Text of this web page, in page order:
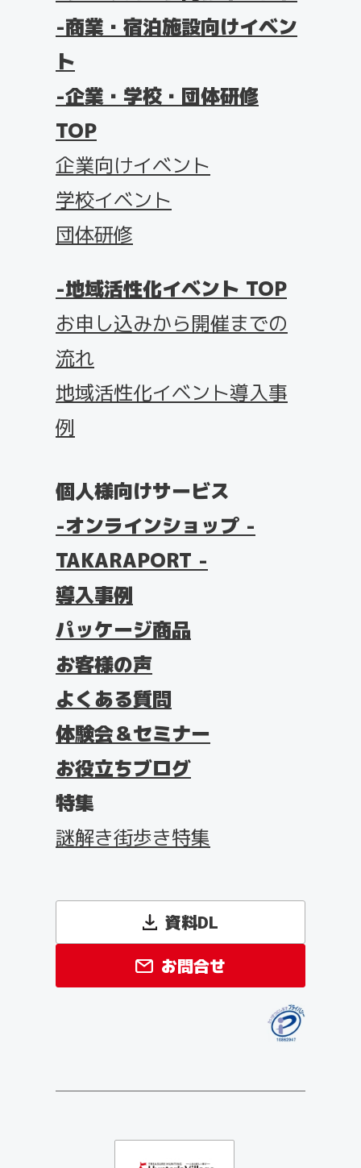
商業・宿泊施設向けイベン
ト
企業・学校・団体研修
TOP
企業向けイベント
学校イベント
団体研修
地域活性化イベント TOP
お申し込みから開催までの
流れ
地域活性化イベント導入事
例
個人様向けサービス
オンラインショップ -
TAKARAPORT -
導入事例
パッケージ商品
お客様の声
よくある質問
体験会＆セミナー
お役立ちブログ
特集
謎解き街歩き特集
資料DL
お問合せ